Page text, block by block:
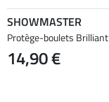
SHOWMASTER
Protège-boulets Brilliant
14,90 €